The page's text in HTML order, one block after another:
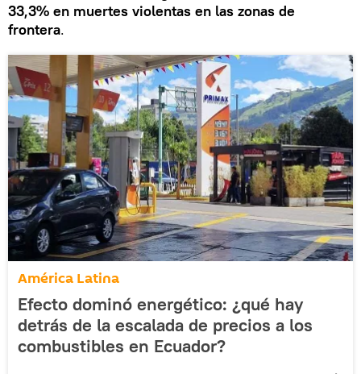
33,3% en muertes violentas en las zonas de
frontera.
América Latina
Efecto dominó energético: ¿qué hay
detrás de la escalada de precios a los
combustibles en Ecuador?